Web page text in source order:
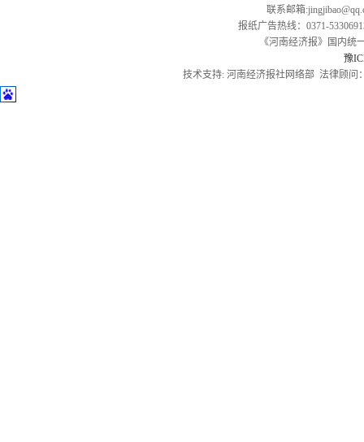
联系邮箱
报纸广告热线：0371-
《河南经济报》国内统
豫
技术支持: 河南经济报社网络部 法律顾